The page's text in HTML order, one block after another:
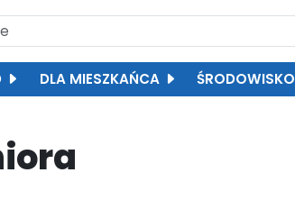
DLA MIESZKAŃCA ŚRODOWISKO